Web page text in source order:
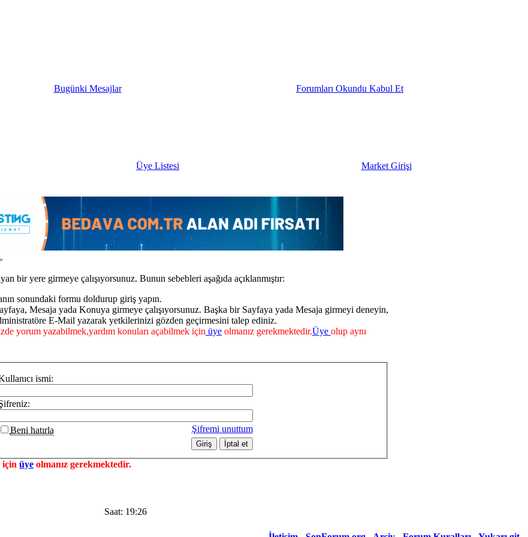
Bugünki Mesajlar
Forumları Okundu Kabul Et
Üye Listesi Market Girişi
bir yere girmeye çalışıyorsunuz. Bunun sebebleri aşağıda açıklanmıştır:
sonundaki formu doldurup giriş yapın.
Mesaja yada Konuya girmeye çalışıyorsunuz. Başka bir Sayfaya yada Mesaja girmeyi deneyin,
E-Mail yazarak yetkilerinizi gözden geçirmesini talep ediniz.
yorum yazabilmek,yardım konuları açabilmek için üye olmanız gerekmektedir.Üye olup aynı
ismi:
Şifremi unuttum
Beni hatırla
için üye olmanız gerekmektedir.
Saat: 19:26